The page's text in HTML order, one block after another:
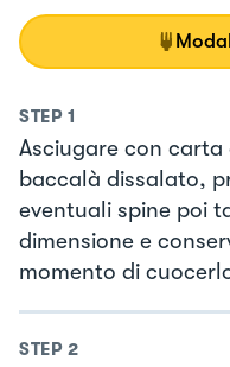
STEP 1
Asciugare con
baccalà dissalato,
eventuali spine poi
dimensione e
momento di
STEP 2